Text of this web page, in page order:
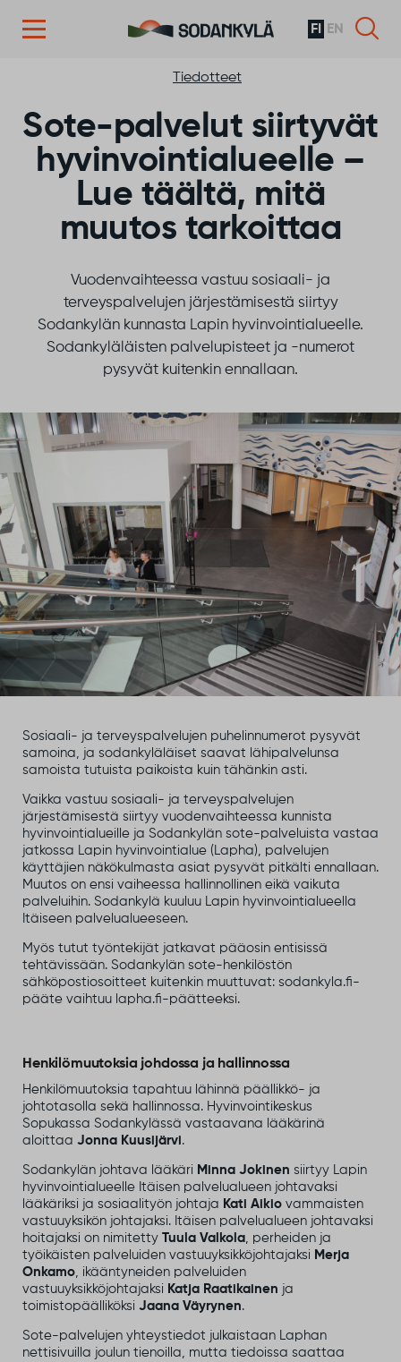
FI EN
Tiedotteet
Sote-palvelut siirtyvät
hyvinvointialueelle –
Lue täältä, mitä
muutos tarkoittaa
Vuodenvaihteessa vastuu sosiaali- ja
terveyspalvelujen järjestämisestä siirtyy
Sodankylän kunnasta Lapin hyvinvointialueelle.
Sodankyläläisten palvelupisteet ja -numerot
pysyvät kuitenkin ennallaan.
Sosiaali- ja terveyspalvelujen puhelinnumerot pysyvät
samoina, ja sodankyläläiset saavat lähipalvelunsa
samoista tutuista paikoista kuin tähänkin asti.
Vaikka vastuu sosiaali- ja terveyspalvelujen
järjestämisestä siirtyy vuodenvaihteessa kunnista
hyvinvointialueille ja Sodankylän sote-palveluista vastaa
jatkossa Lapin hyvinvointialue (Lapha), palvelujen
käyttäjien näkökulmasta asiat pysyvät pitkälti ennallaan.
Muutos on ensi vaiheessa hallinnollinen eikä vaikuta
palveluihin. Sodankylä kuuluu Lapin hyvinvointialueella
Itäiseen palvelualueeseen.
Myös tutut työntekijät jatkavat pääosin entisissä
tehtävissään. Sodankylän sote-henkilöstön
sähköpostiosoitteet kuitenkin muuttuvat: sodankyla.fi-
pääte vaihtuu lapha.fi-päätteeksi.
Henkilömuutoksia johdossa ja hallinnossa
Henkilömuutoksia tapahtuu lähinnä päällikkö- ja
johtotasolla sekä hallinnossa. Hyvinvointikeskus
Sopukassa Sodankylässä vastaavana lääkärinä
aloittaa Jonna Kuusijärvi .
Sodankylän johtava lääkäri Minna Jokinen siirtyy Lapin
hyvinvointialueelle Itäisen palvelualueen johtavaksi
lääkäriksi ja sosiaalityön johtaja Kati Aikio vammaisten
vastuuyksikön johtajaksi. Itäisen palvelualueen johtavaksi
hoitajaksi on nimitetty Tuula Valkola, perheiden ja
työikäisten palveluiden vastuuyksikköjohtajaksi Merja
Onkamo, ikääntyneiden palveluiden
vastuuyksikköjohtajaksi Katja Raatikainen ja
toimistopäälliköksi Jaana Väyrynen.
Sote-palvelujen yhteystiedot julkaistaan Laphan
nettisivuilla joulun tienoilla, mutta tiedoissa saattaa